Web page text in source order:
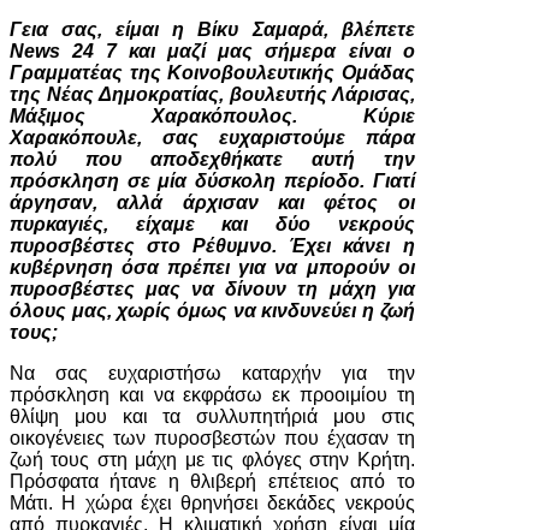
Γεια σας, είμαι η Βίκυ Σαμαρά, βλέπετε
News 24 7 και μαζί μας σήμερα είναι ο
Γραμματέας της Κοινοβουλευτικής Ομάδας
της Νέας Δημοκρατίας, βουλευτής Λάρισας,
Μάξιμος Χαρακόπουλος. Κύριε
Χαρακόπουλε, σας ευχαριστούμε πάρα
πολύ που αποδεχθήκατε αυτή την
πρόσκληση σε μία δύσκολη περίοδο. Γιατί
άργησαν, αλλά άρχισαν και φέτος οι
πυρκαγιές, είχαμε και δύο νεκρούς
πυροσβέστες στο Ρέθυμνο. Έχει κάνει η
κυβέρνηση όσα πρέπει για να μπορούν οι
πυροσβέστες μας να δίνουν τη μάχη για
όλους μας, χωρίς όμως να κινδυνεύει η ζωή
τους;
Να σας ευχαριστήσω καταρχήν για την
πρόσκληση και να εκφράσω εκ προοιμίου τη
θλίψη μου και τα συλλυπητήριά μου στις
οικογένειες των πυροσβεστών που έχασαν τη
ζωή τους στη μάχη με τις φλόγες στην Κρήτη.
Πρόσφατα ήτανε η θλιβερή επέτειος από το
Μάτι. Η χώρα έχει θρηνήσει δεκάδες νεκρούς
από πυρκαγιές. Η κλιματική χρήση είναι μία